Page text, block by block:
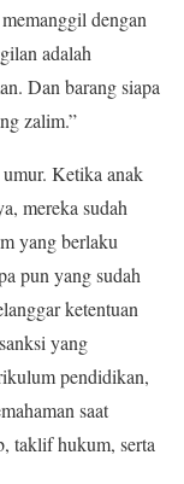
dengan
adalah
Dan barang siapa
zalim.”
Ketika anak
mereka sudah
yang berlaku
pun yang sudah
ketentuan
yang
pendidikan,
saat
taklif hukum, serta